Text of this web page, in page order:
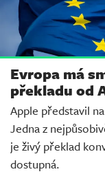
Evropa má
překladu od
Apple představil
Jedna z
je živý překlad
dostupná.